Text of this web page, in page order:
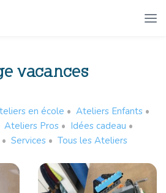
vacances
en école • Ateliers Enfants •
Ateliers Pros • Idées cadeau •
• Services • Tous les Ateliers